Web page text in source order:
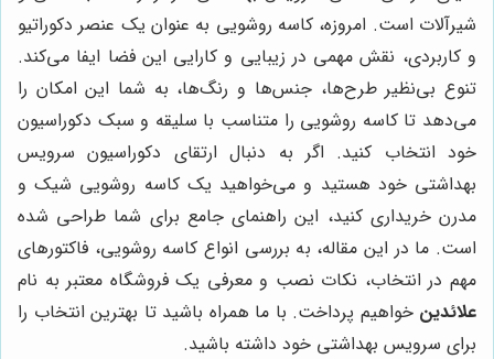
شیرآلات است. امروزه، کاسه روشویی به عنوان یک عنصر دکوراتیو
و کاربردی، نقش مهمی در زیبایی و کارایی این فضا ایفا می‌کند.
تنوع بی‌نظیر طرح‌ها، جنس‌ها و رنگ‌ها، به شما این امکان را
می‌دهد تا کاسه روشویی را متناسب با سلیقه و سبک دکوراسیون
خود انتخاب کنید. اگر به دنبال ارتقای دکوراسیون سرویس
بهداشتی خود هستید و می‌خواهید یک کاسه روشویی شیک و
مدرن خریداری کنید، این راهنمای جامع برای شما طراحی شده
است. ما در این مقاله، به بررسی انواع کاسه روشویی، فاکتورهای
مهم در انتخاب، نکات نصب و معرفی یک فروشگاه معتبر به نام
علائدین خواهیم پرداخت. با ما همراه باشید تا بهترین انتخاب را
برای سرویس بهداشتی خود داشته باشید.